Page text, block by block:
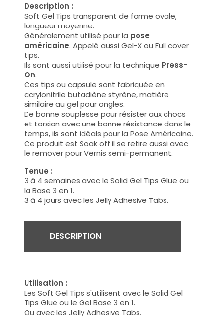
Description :
Soft Gel Tips transparent de forme ovale,
longueur moyenne.
Généralement utilisé pour la pose
américaine. Appelé aussi Gel-X ou Full cover
tips.
Ils sont aussi utilisé pour la technique Press-
On.
Ces tips ou capsule sont fabriquée en
acrylonitrile butadiène styrène, matière
similaire au gel pour ongles.
De bonne souplesse pour résister aux chocs
et torsion avec une bonne résistance dans le
temps, ils sont idéals pour la Pose Américaine.
Ce produit est Soak off il se retire aussi avec
le remover pour Vernis semi-permanent.
Tenue :
3 à 4 semaines avec le Solid Gel Tips Glue ou
la Base 3 en 1.
3 à 4 jours avec les Jelly Adhesive Tabs.
DESCRIPTION
Utilisation :
Les Soft Gel Tips s'utilisent avec le Solid Gel
Tips Glue ou le Gel Base 3 en 1.
Ou avec les Jelly Adhesive Tabs.